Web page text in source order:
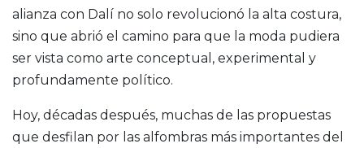
alianza con Dalí no solo revolucionó la alta costura,
sino que abrió el camino para que la moda pudiera
ser vista como arte conceptual, experimental y
profundamente político.
Hoy, décadas después, muchas de las propuestas
que desfilan por las alfombras más importantes del